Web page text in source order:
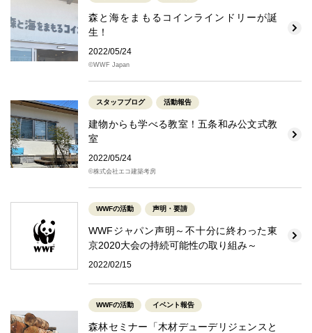
森と海をまもるコインラインドリーが誕
生！
2022/05/24
©WWF Japan
スタッフブログ 活動報告
建物からも学べる教室！五条和み公文式教
室
2022/05/24
©株式会社エコ建築考房
WWFの活動 声明・要請
WWFジャパン声明～不十分に終わった東
京2020大会の持続可能性の取り組み～
2022/02/15
WWFの活動 イベント報告
森林セミナー「木材デューデリジェンスと